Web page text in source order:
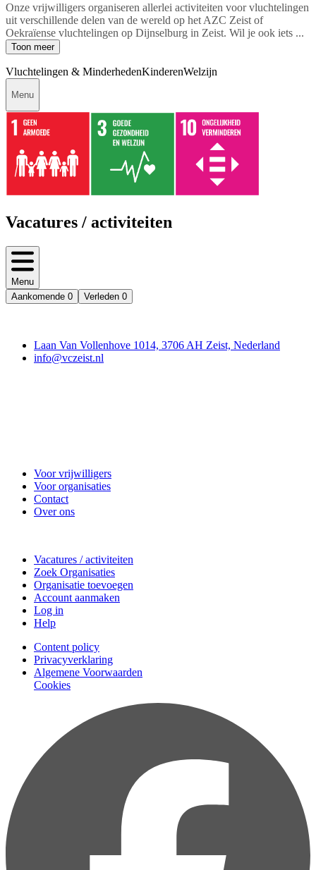
Onze vrijwilligers organiseren allerlei activiteiten voor vluchtelingen
uit verschillende delen van de wereld op het AZC Zeist of
Oekraïense vluchtelingen op Dijnselburg in Zeist. Wil je ook iets ...
Toon meer
Vluchtelingen & MinderhedenKinderenWelzijn
Menu
Vacatures / activiteiten
Menu
Aankomende 0 Verleden 0
Laan Van Vollenhove 1014, 3706 AH Zeist, Nederland
info@vczeist.nl
Voor vrijwilligers
Voor organisaties
Contact
Over ons
Vacatures / activiteiten
Zoek Organisaties
Organisatie toevoegen
Account aanmaken
Log in
Help
Content policy
Privacyverklaring
Algemene Voorwaarden
Cookies